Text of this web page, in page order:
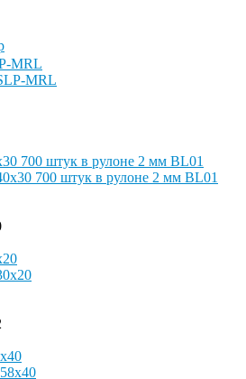
MRL
штук в рулоне 2 мм BL01